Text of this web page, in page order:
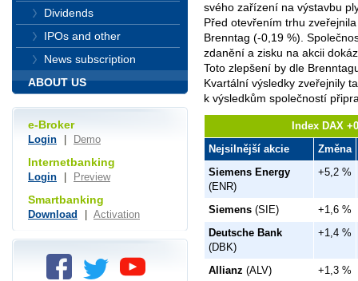
svého zařízení na výstavbu
Před otevřením trhu
Brenntag (-0,19 %).
zdanění a zisku na akcii
Toto zlepšení by dle
Kvartální výsledky zveřejnily
k výsledkům společností
Index DAX
Nejsilnější akcie
Změna
Siemens Energy
(ENR)
+5,2 %
Siemens (SIE)
+1,6 %
Deutsche Bank
(DBK)
+1,4 %
Allianz (ALV) +1,3 %
Dividends
IPOs and other
News subscription
ABOUT US
e-Broker
Login Demo
Internetbanking
Login Preview
Smartbanking
Download Activation